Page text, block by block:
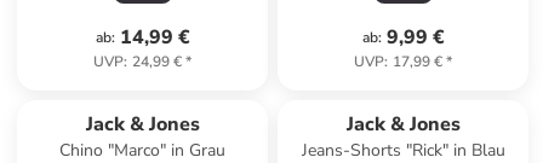
ab: 14,99 €
UVP: 24,99 €*
ab: 9,99 €
UVP: 17,99 €*
Jack & Jones
Chino "Marco" in Grau
Jack & Jones
Jeans-Shorts "Rick" in Blau